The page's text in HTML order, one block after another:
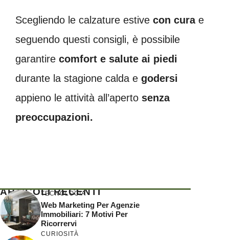
Scegliendo le calzature estive con curae
seguendo questi consigli, è possibile
garantire comfort e salute ai piedi
durante la stagione calda e godersi
appieno le attività all’aperto senza
preoccupazioni.
ARTICOLI RECENTI
TECNOLOGIA
Web Marketing Per Agenzie
Immobiliari: 7 Motivi Per
Ricorrervi
CURIOSITÀ